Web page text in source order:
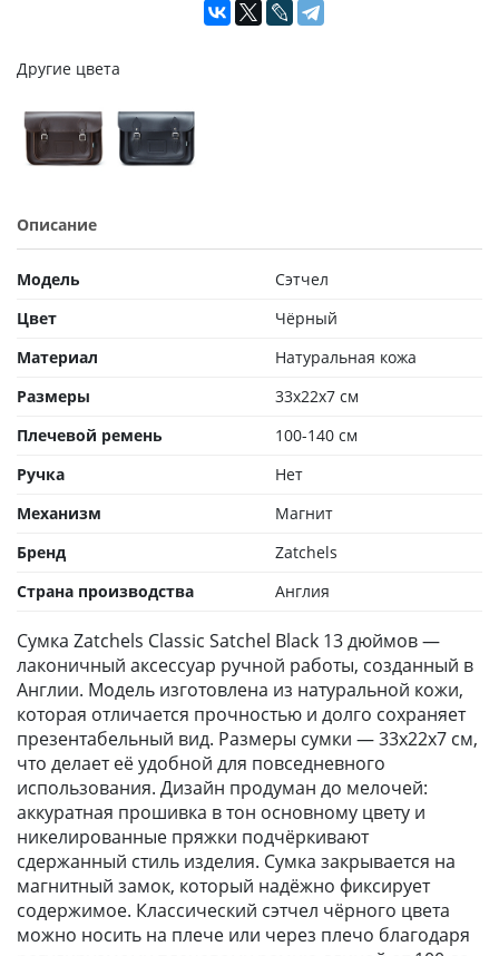
Другие цвета
Описание
Модель
Сэтчел
Цвет
Чёрный
Материал
Натуральная кожа
Размеры
33x22x7 см
Плечевой ремень
100-140 см
Ручка
Нет
Механизм
Магнит
Бренд
Zatchels
Страна производства
Англия
Сумка Zatchels Classic Satchel Black 13 дюймов —
лаконичный аксессуар ручной работы, созданный в
Англии. Модель изготовлена из натуральной кожи,
которая отличается прочностью и долго сохраняет
презентабельный вид. Размеры сумки — 33x22x7 см,
что делает её удобной для повседневного
использования. Дизайн продуман до мелочей:
аккуратная прошивка в тон основному цвету и
никелированные пряжки подчёркивают
сдержанный стиль изделия. Сумка закрывается на
магнитный замок, который надёжно фиксирует
содержимое. Классический сэтчел чёрного цвета
можно носить на плече или через плечо благодаря